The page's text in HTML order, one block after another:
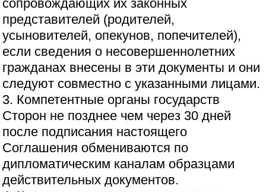
сопровождающих их законных
представителей (родителей,
усыновителей, опекунов, попечителей),
если сведения о несовершеннолетних
гражданах внесены в эти документы и они
следуют совместно с указанными лицами.
3. Компетентные органы государств
Сторон не позднее чем через 30 дней
после подписания настоящего
Соглашения обмениваются по
дипломатическим каналам образцами
действительных документов.